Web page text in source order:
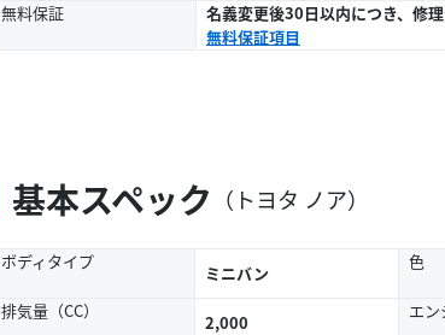
無料保証
名義変更後30日以内につき、修
無料保証項目
基本スペック （トヨタ ノア）
ボディタイプ ミニバン 色
排気量（CC）
2,000 エン